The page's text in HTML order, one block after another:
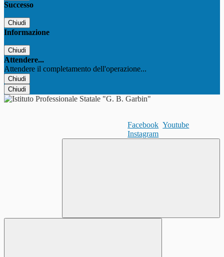
Successo
Chiudi
Informazione
Chiudi
Attendere...
Attendere il completamento dell'operazione...
Chiudi
Chiudi
Facebook Youtube
Instagram